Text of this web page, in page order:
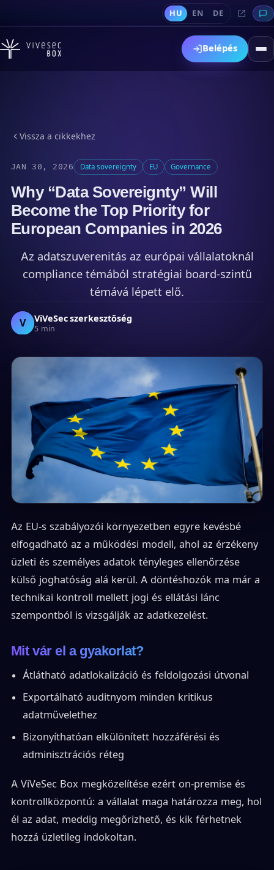
HU EN DE
Belépés
Vissza a cikkekhez
JAN 30, 2026 Data sovereignty EU Governance
Why “Data Sovereignty” Will
Become the Top Priority for
European Companies in 2026
Az adatszuverenitás az európai vállalatoknál
compliance témából stratégiai board-szintű
témává lépett elő.
V ViVeSec szerkesztőség
5 min
Az EU-s szabályozói környezetben egyre kevésbé
elfogadható az a működési modell, ahol az érzékeny
üzleti és személyes adatok tényleges ellenőrzése
külső joghatóság alá kerül. A döntéshozók ma már a
technikai kontroll mellett jogi és ellátási lánc
szempontból is vizsgálják az adatkezelést.
Mit vár el a gyakorlat?
Átlátható adatlokalizáció és feldolgozási útvonal
Exportálható auditnyom minden kritikus
adatművelethez
Bizonyíthatóan elkülönített hozzáférési és
adminisztrációs réteg
A ViVeSec Box megközelítése ezért on-premise és
kontrollközpontú: a vállalat maga határozza meg, hol
él az adat, meddig megőrizhető, és kik férhetnek
hozzá üzletileg indokoltan.